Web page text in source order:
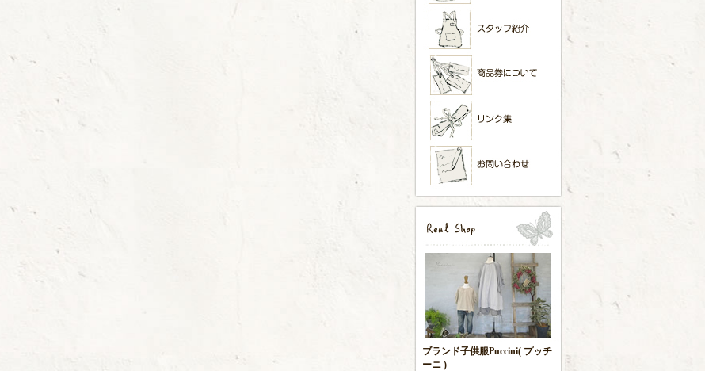
ブランド子供服Puccini( プッチ
ーニ )